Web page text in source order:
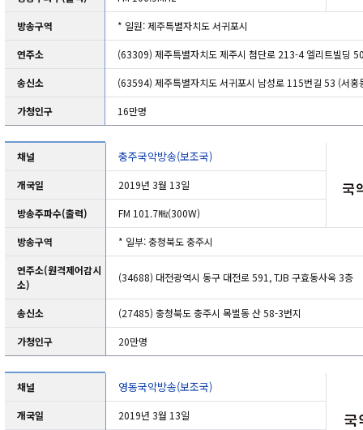
방송구역 * 일원: 제주특별자치도 서귀포시
연주소 (63309) 제주특별자치도 제주시 첨단로 213-4 엘리트빌딩
송신소 (63594) 제주특별자치도 서귀포시 남성로 115번길 53 (서홍
가청인구 16만명
채널 충주국악방송(보조국)
개국일 2019년 3월 13일
방송주파수(출력) FM 101.7㎒(300W)
방송구역 * 일부: 충청북도 충주시
연주소(원격제어감시
소)
(34688) 대전광역시 동구 대전로 591, TJB 구효동사옥 3층
송신소 (27485) 충청북도 충주시 목벌동 산 58-3번지
가청인구 20만명
채널 영동국악방송(보조국)
개국일 2019년 3월 13일